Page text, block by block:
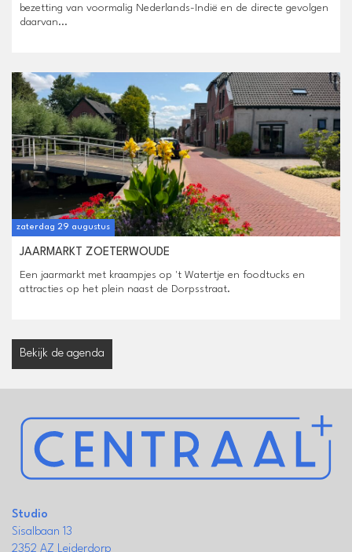
bezetting van voormalig Nederlands-Indië en de directe gevolgen
daarvan...
zaterdag 29 augustus
JAARMARKT ZOETERWOUDE
Een jaarmarkt met kraampjes op 't Watertje en foodtucks en
attracties op het plein naast de Dorpsstraat.
Bekijk de agenda
Studio
Sisalbaan 13
2352 AZ Leiderdorp